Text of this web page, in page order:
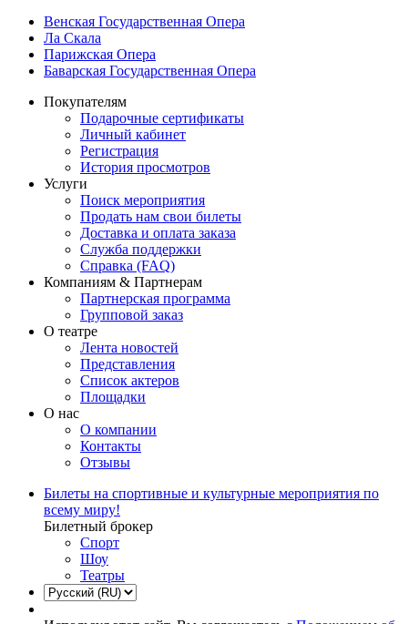
Венская Государственная Опера
Ла Скала
Парижская Опера
Баварская Государственная Опера
Покупателям
Подарочные сертификаты
Личный кабинет
Регистрация
История просмотров
Услуги
Поиск мероприятия
Продать нам свои билеты
Доставка и оплата заказа
Служба поддержки
Справка (FAQ)
Компаниям & Партнерам
Партнерская программа
Групповой заказ
О театре
Лента новостей
Представления
Список актеров
Площадки
О нас
О компании
Контакты
Отзывы
Билеты на спортивные и культурные мероприятия по
всему миру!
Билетный брокер
Спорт
Шоу
Театры